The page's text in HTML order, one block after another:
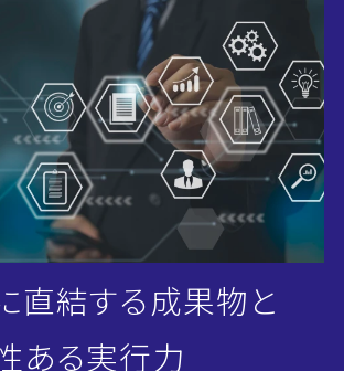
直結する成果物と
ある実行力